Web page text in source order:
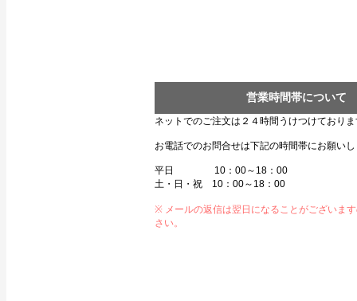
営業時間帯について
ネットでのご注文は２４時間うけつけており
お電話でのお問合せは下記の時間帯にお願い
平日 10：00～18：00
土・日・祝 10：00～18：00
※ メールの返信は翌日になることがございま
さい。